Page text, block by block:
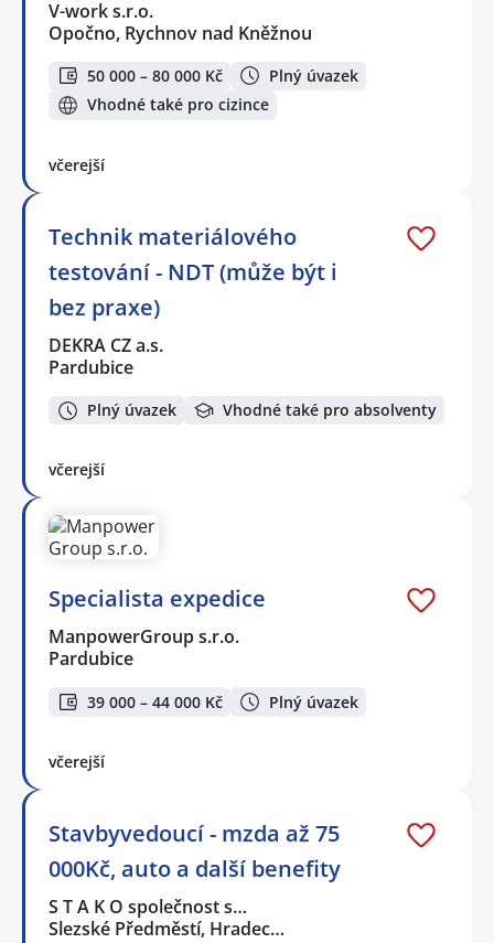
V-work s.r.o.
Opočno, Rychnov nad Kněžnou
50 000 – 80 000 Kč
Plný úvazek
Vhodné také pro cizince
včerejší
Technik materiálového
testování - NDT (může být i
bez praxe)
DEKRA CZ a.s.
Pardubice
Plný úvazek Vhodné také pro absolventy
včerejší
Specialista expedice
ManpowerGroup s.r.o.
Pardubice
39 000 – 44 000 Kč Plný úvazek
včerejší
Stavbyvedoucí - mzda až 75
000Kč, auto a další benefity
S T A K O společnost s…
Slezské Předměstí, Hradec…